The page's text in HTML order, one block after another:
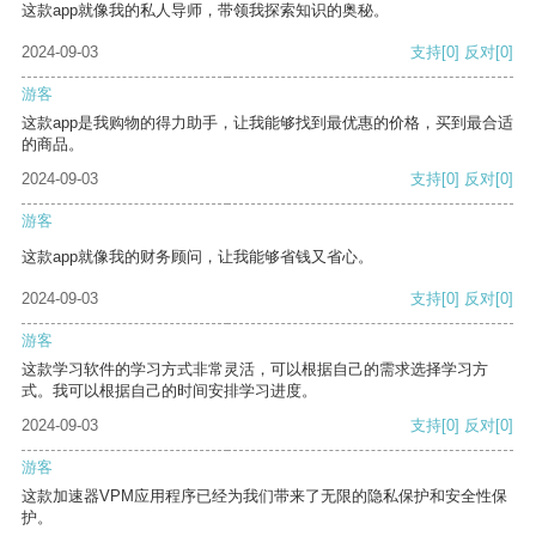
这款app就像我的私人导师，带领我探索知识的奥秘。
2024-09-03 支持[0] 反对[0]
游客
这款app是我购物的得力助手，让我能够找到最优惠的价格，买到最合适
的商品。
2024-09-03
支持[0] 反对[0]
游客
这款app就像我的财务顾问，让我能够省钱又省心。
2024-09-03 支持[0] 反对[0]
游客
这款学习软件的学习方式非常灵活，可以根据自己的需求选择学习方
式。我可以根据自己的时间安排学习进度。
2024-09-03
支持[0] 反对[0]
游客
这款加速器VPM应用程序已经为我们带来了无限的隐私保护和安全性保
护。